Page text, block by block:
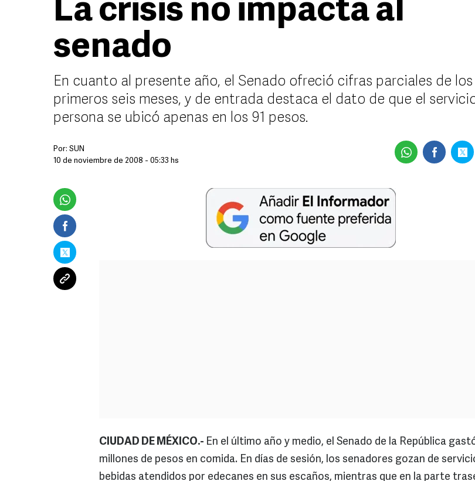
La crisis no impacta al
senado
En cuanto al presente año, el Senado ofreció cifras parciales de los
primeros seis meses, y de entrada destaca el dato de que el
persona se ubicó apenas en los 91 pesos.
Por: SUN
10 de noviembre de 2008 - 05:33 hs
CIUDAD DE MÉXICO.- En el último año y medio, el Senado de la República
millones de pesos en comida. En días de sesión, los senadores gozan de
bebidas atendidos por edecanes en sus escaños, mientras que en la parte